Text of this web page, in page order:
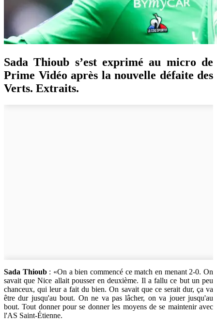
Sada Thioub s’est exprimé au micro de
Prime Vidéo après la nouvelle défaite des
Verts. Extraits.
Sada Thioub: «On a bien commencé ce match en menant 2-0. On
savait que Nice allait pousser en deuxième. Il a fallu ce but un peu
chanceux, qui leur a fait du bien. On savait que ce serait dur, ça va
être dur jusqu'au bout. On ne va pas lâcher, on va jouer jusqu'au
bout. Tout donner pour se donner les moyens de se maintenir avec
l'AS Saint-Étienne.